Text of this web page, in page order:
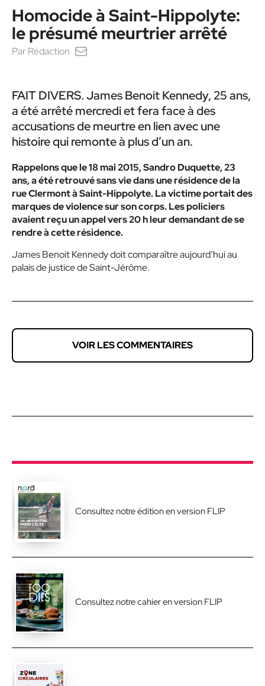
Homocide à Saint-Hippolyte:
le présumé meurtrier arrêté
Par Rédaction
FAIT DIVERS. James Benoit Kennedy, 25 ans,
a été arrêté mercredi et fera face à des
accusations de meurtre en lien avec une
histoire qui remonte à plus d’un an.
Rappelons que le 18 mai 2015, Sandro Duquette, 23
ans, a été retrouvé sans vie dans une résidence de la
rue Clermont à Saint-Hippolyte. La victime portait des
marques de violence sur son corps. Les policiers
avaient reçu un appel vers 20 h leur demandant de se
rendre à cette résidence.
James Benoit Kennedy doit comparaître aujourd’hui au
palais de justice de Saint-Jérôme.
VOIR LES COMMENTAIRES
Consultez notre édition en version FLIP
Consultez notre cahier en version FLIP